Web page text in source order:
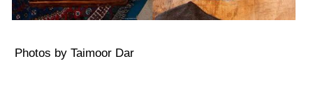
Photos by Taimoor Dar